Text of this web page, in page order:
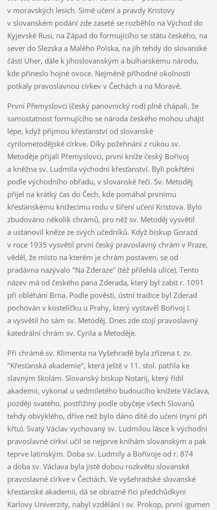
v moravských lesích. Símě učení a pravdy Kristovy
v slovanském podání zde zaseté se rozběhlo na Východ do
Kyjevské Rusi, na Západ do formujícího se státu českého, na
sever do Slezska a Malého Polska, na jih tehdy do slovanské
části Uher, dále k jihoslovanským a bulharskému národu,
kde přineslo hojné ovoce. Nejméně příhodné okolnosti
potkaly pravoslavnou církev v Čechách a na Moravě.
První Přemyslovci (český panovnický rod) plně chápali, že
samostatnost formujícího se národa českého mohou uhájit
lépe, když přijmou křesťanství od slovanské
cyrilometodějské církve. Díky požehnání z rukou sv.
Metoděje přijali Přemyslovci, první kníže český Bořivoj
a kněžna sv. Ludmila východní křesťanství. Byli pokřtěni
podle východního obřadu, v slovanské řeči. Sv. Metoděj
přijel na krátký čas do Čech, kde pomáhal prvnímu
křesťanskému knížecímu rodu v šíření učení Kristova. Bylo
zbudováno několik chrámů, pro něž sv. Metoděj vysvětil
a ustanovil kněze ze svých učedníků. Když biskup Gorazd
v roce 1935 vysvětil první český pravoslavný chrám v Praze,
věděl, že místo na kterém je chrám postaven, se od
pradávna nazývalo "Na Zderaze" (též přilehlá ulice). Tento
název má od českého pana Zderada, který byl zabit r. 1091
při obléhání Brna. Podle pověsti, ústní tradice byl Zderad
pochován v kostelíčku u Prahy, který vystavěl Bořivoj I.
a vysvětil ho sám sv. Metoděj. Dnes zde stojí pravoslavný
katedrální chrám sv. Cyrila a Metoděje.
Při chrámě sv. Klimenta na Vyšehradě byla zřízena t. zv.
"Křesťanská akademie", která ještě v 11. stol. patřila ke
slavným školám. Slovanský biskup Notarij, který řídil
akademii, vykonal u sedmiletého budoucího knížete Václava,
později svatého, postřižiny podle obyčeje všech Slovanů
tehdy obvyklého, dříve než bylo dáno dítě do učení (nyní při
křtu). Svatý Václav vychovaný sv. Ludmilou lásce k východní
pravoslavné církvi učil se nejprve knihám slovanským a pak
teprve latinským. Doba sv. Ludmily a Bořivoje od r. 874
a doba sv. Václava byla jistě dobou rozkvětu slovanské
pravoslavné církve v Čechách. Ve vyšehradské slovanské
křesťanské akademii, dá se obrazně říci předchůdkyni
Karlovy Univerzity, nabyl vzdělání i sv. Prokop, první igumen